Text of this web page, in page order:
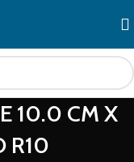
10.0 CM X
R10